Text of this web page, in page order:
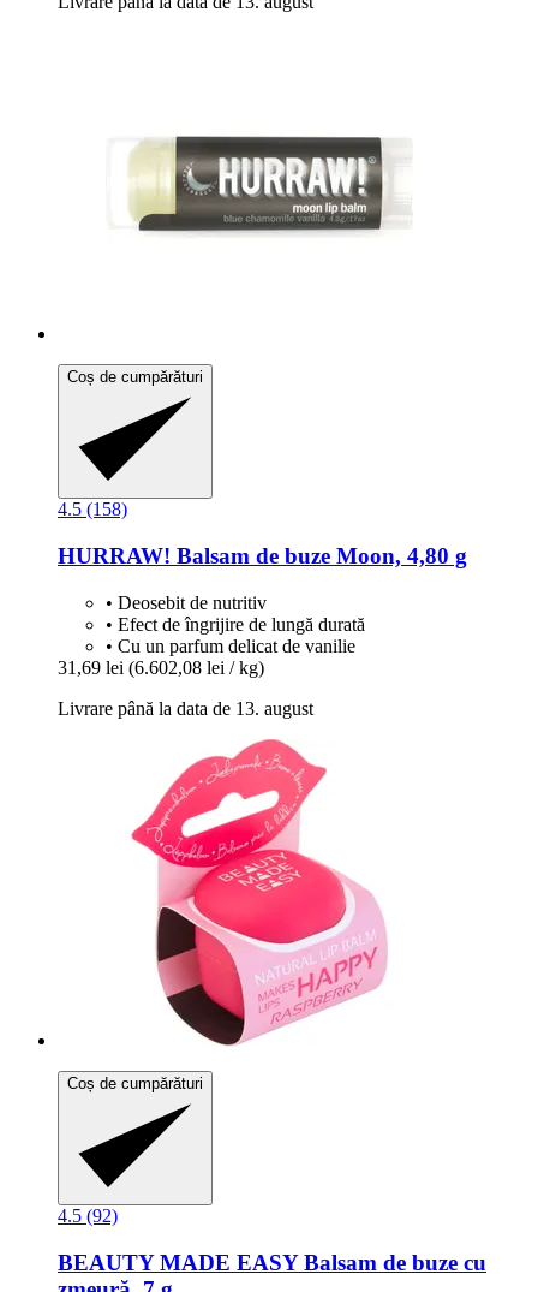
Coș de cumpărături
4.5 (158)
HURRAW! Balsam de buze Moon, 4,80 g
• Deosebit de nutritiv
• Efect de îngrijire de lungă durată
• Cu un parfum delicat de vanilie
31,69 lei (6.602,08 lei / kg)
Livrare până la data de 13. august
Coș de cumpărături
4.5 (92)
BEAUTY MADE EASYBalsam de buze cu